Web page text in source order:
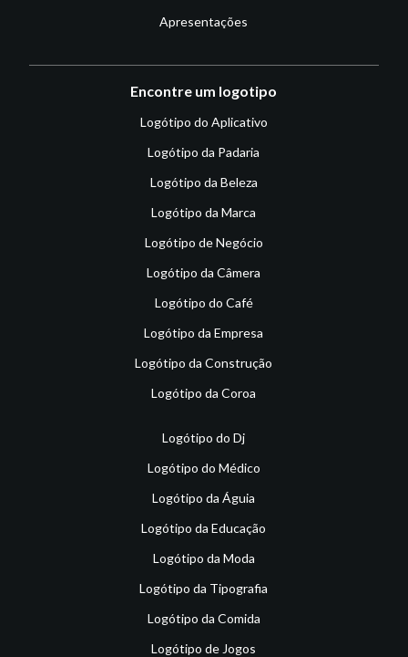
Apresentações
Encontre um logotipo
Logótipo do Aplicativo
Logótipo da Padaria
Logótipo da Beleza
Logótipo da Marca
Logótipo de Negócio
Logótipo da Câmera
Logótipo do Café
Logótipo da Empresa
Logótipo da Construção
Logótipo da Coroa
Logótipo do Dj
Logótipo do Médico
Logótipo da Águia
Logótipo da Educação
Logótipo da Moda
Logótipo da Tipografia
Logótipo da Comida
Logótipo de Jogos